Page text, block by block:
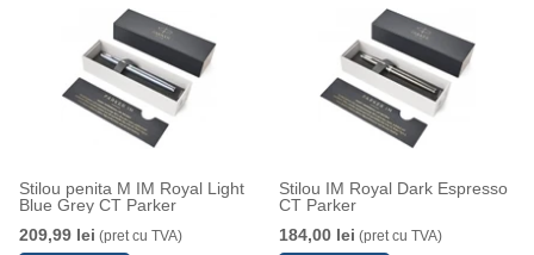
Stilou penita M IM Royal Light
Blue Grey CT Parker
209,99 lei (pret cu TVA)
Stilou IM Royal Dark Espresso
CT Parker
184,00 lei (pret cu TVA)